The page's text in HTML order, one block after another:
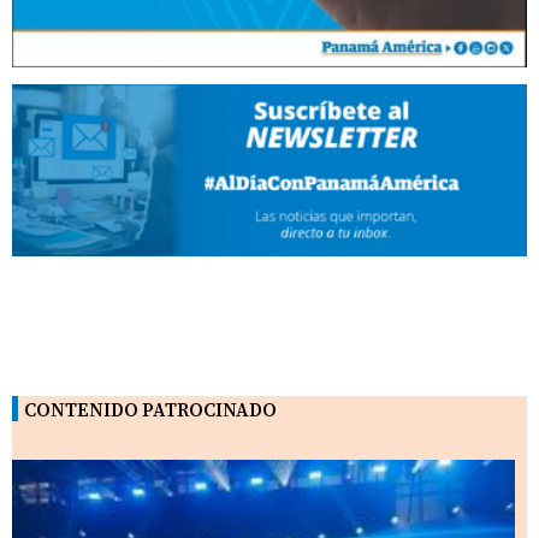
CONTENIDO PATROCINADO